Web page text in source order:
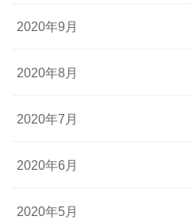
2020年9月
2020年8月
2020年7月
2020年6月
2020年5月